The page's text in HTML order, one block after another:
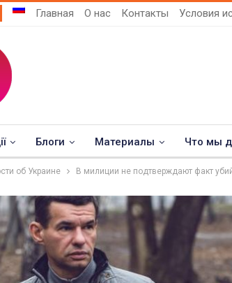
Главная О нас Контакты Условия
Блоги Материалы Что мы
об Украине В милиции не подтверждают факт